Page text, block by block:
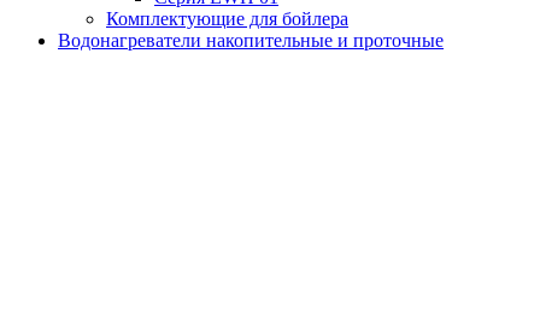
Комплектующие для бойлера
Водонагреватели накопительные и проточные